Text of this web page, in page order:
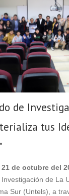
de
tus
de octubre del
de La
Sur (Untels), a